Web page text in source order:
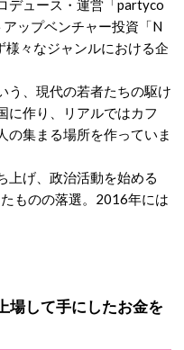
デュース・運営「partyco
ップベンチャー投資「N
様々なジャンルにおける企
う、現代の若者たちの駆け
に作り、リアルではカフ
の集まる場所を作っていま
上げ、政治活動を始める
ものの落選。 2016年には
場して手にしたお金を